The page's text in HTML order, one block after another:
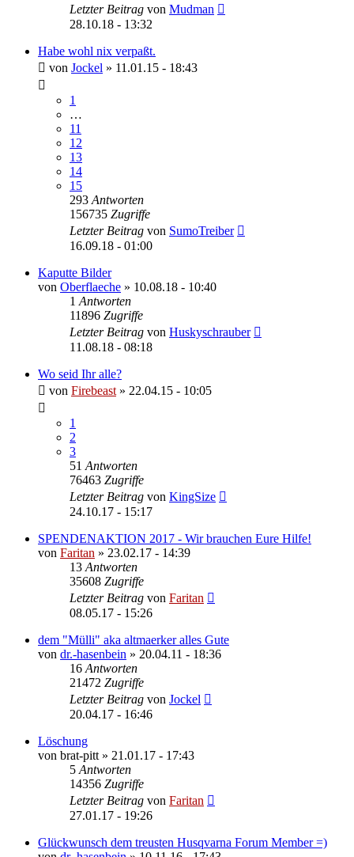
Letzter Beitrag von Mudman
28.10.18 - 13:32
Habe wohl nix verpaßt.
von Jockel » 11.01.15 - 18:43
1
…
11
12
13
14
15
293 Antworten
156735 Zugriffe
Letzter Beitrag von SumoTreiber
16.09.18 - 01:00
Kaputte Bilder
von Oberflaeche » 10.08.18 - 10:40
1 Antworten
11896 Zugriffe
Letzter Beitrag von Huskyschrauber
11.08.18 - 08:18
Wo seid Ihr alle?
von Firebeast » 22.04.15 - 10:05
1
2
3
51 Antworten
76463 Zugriffe
Letzter Beitrag von KingSize
24.10.17 - 15:17
SPENDENAKTION 2017 - Wir brauchen Eure Hilfe!
von Faritan » 23.02.17 - 14:39
13 Antworten
35608 Zugriffe
Letzter Beitrag von Faritan
08.05.17 - 15:26
dem "Mülli" aka altmaerker alles Gute
von dr.-hasenbein » 20.04.11 - 18:36
16 Antworten
21472 Zugriffe
Letzter Beitrag von Jockel
20.04.17 - 16:46
Löschung
von brat-pitt » 21.01.17 - 17:43
5 Antworten
14356 Zugriffe
Letzter Beitrag von Faritan
27.01.17 - 19:26
Glückwunsch dem treusten Husqvarna Forum Member =)